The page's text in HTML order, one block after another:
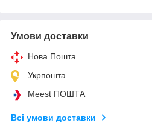
Умови доставки
Нова Пошта
Укрпошта
Meest ПОШТА
Всі умови доставки